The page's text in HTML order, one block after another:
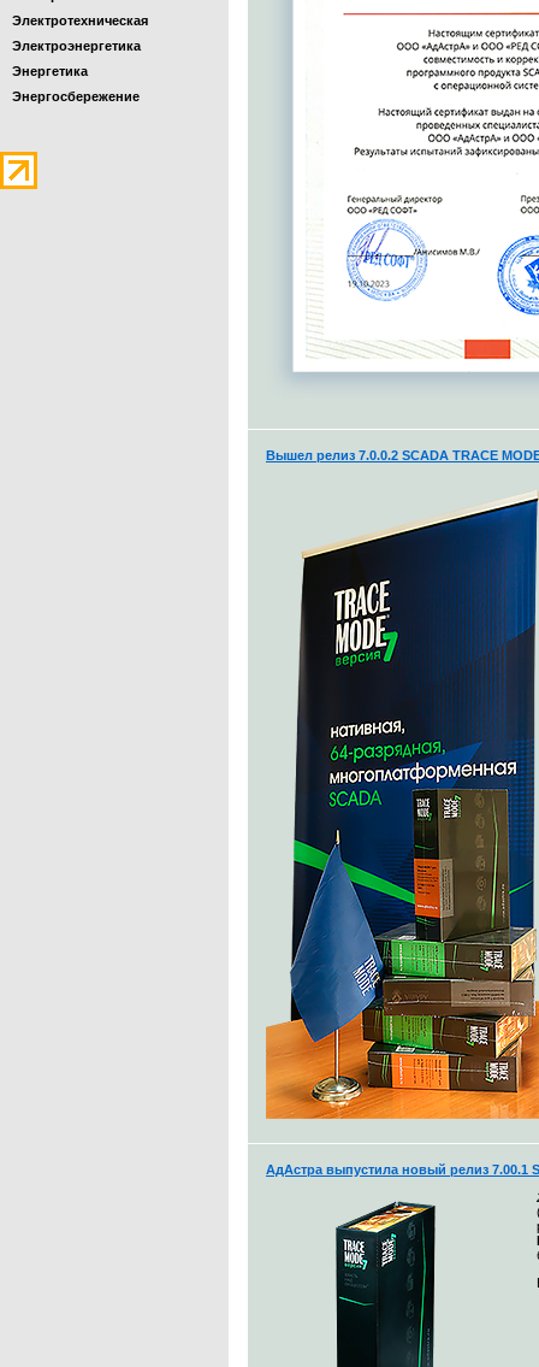
Электротехническая
Электроэнергетика
Энергетика
Энергосбережение
Вышел релиз 7.0.0.2 SCADA TRACE
АдАстра выпустила новый релиз 7.00.1